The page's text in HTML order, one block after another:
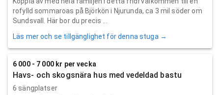
rofylld sommaroas på Björkön i Njurunda, ca 3 mil söder om
Sundsvall. Här bor du precis ...
Läs mer och se tillgänglighet för denna stuga →
6 000 - 7 000 kr per vecka
Havs- och skogsnära hus med vedeldad bastu
6 sängplatser